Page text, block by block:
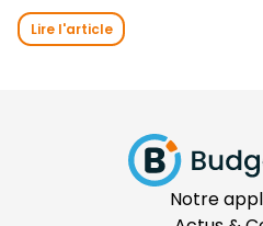
Lire l'article
Notre